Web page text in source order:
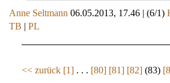
Anne Seltmann 06.05.2013, 17.46 | (6/1)
TB | PL
<< zurück [1] . . . [80] [81] [82] (83)